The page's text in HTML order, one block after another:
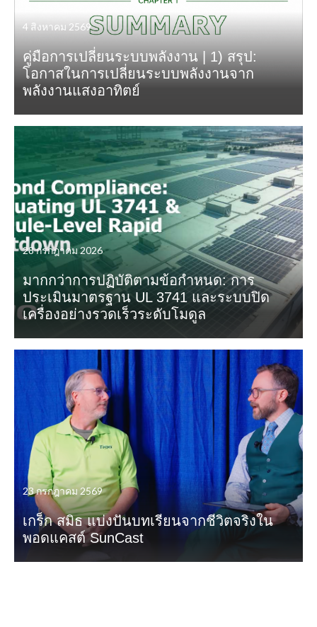
4 สิงหาคม 2569
คู่มือการเปลี่ยนระบบพลังงาน | 1) สรุป:
โอกาสในการเปลี่ยนระบบพลังงานจาก
พลังงานแสงอาทิตย์
28 กรกฎาคม 2026
มากกว่าการปฏิบัติตามข้อกำหนด: การ
ประเมินมาตรฐาน UL 3741 และระบบปิด
เครื่องอย่างรวดเร็วระดับโมดูล
23 กรกฎาคม 2569
เกร็ก สมิธ แบ่งปันบทเรียนจากชีวิตจริงใน
พอดแคสต์ SunCast